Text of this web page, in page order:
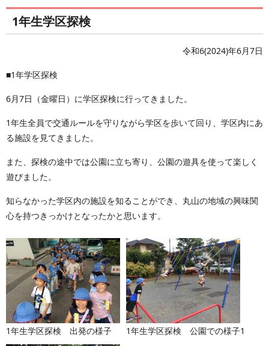
1年生学区探検
令和6(2024)年6月7日
■1年学区探検
6月7日（金曜日）に学区探検に行ってきました。
1年生全員で交通ルールを守りながら学区を歩いて回り、学区内にあ
る施設を見てきました。
また、探検の途中では公園に立ち寄り、公園の遊具を使って楽しく
遊びました。
知らなかった学区内の施設を知ることができ、丸山の地域の興味関
心を持つきっかけとなったかと思います。
1年生学区探検 出発の様子 1年生学区探検 公園での様子1